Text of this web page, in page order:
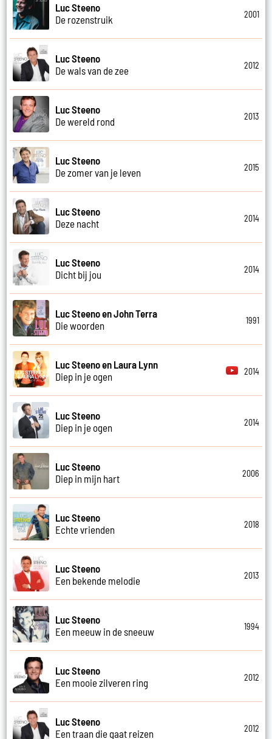
Luc Steeno
De rozenstruik
2001
Luc Steeno
De wals van de zee
2012
Luc Steeno
De wereld rond
2013
Luc Steeno
De zomer van je leven
2015
Luc Steeno
Deze nacht
2014
Luc Steeno
Dicht bij jou
2014
Luc Steeno en John Terra
Die woorden
1991
Luc Steeno en Laura Lynn
Diep in je ogen
2014
Luc Steeno
Diep in je ogen
2014
Luc Steeno
Diep in mijn hart
2006
Luc Steeno
Echte vrienden
2018
Luc Steeno
Een bekende melodie
2013
Luc Steeno
Een meeuw in de sneeuw
1994
Luc Steeno
Een mooie zilveren ring
2012
Luc Steeno
Een traan die gaat reizen
2012